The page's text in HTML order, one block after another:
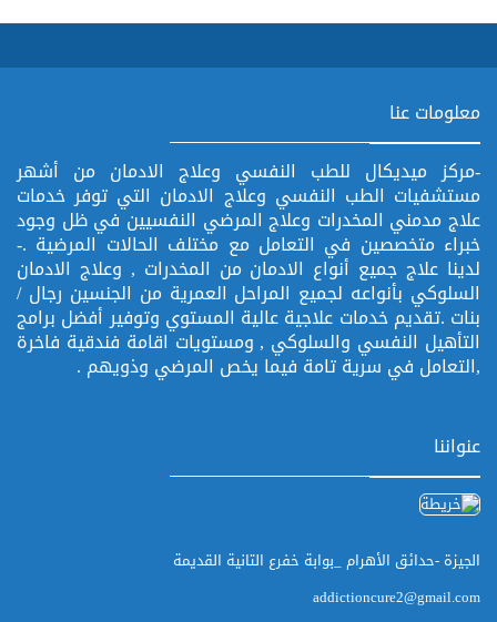
معلومات عنا
-مركز ميديكال للطب النفسي وعلاج الادمان من أشهر
مستشفيات الطب النفسي وعلاج الادمان التي توفر خدمات
علاج مدمني المخدرات وعلاج المرضي النفسيين في ظل وجود
خبراء متخصصين في التعامل مع مختلف الحالات المرضية .-
لدينا علاج جميع أنواع الادمان من المخدرات , وعلاج الادمان
السلوكي بأنواعه لجميع المراحل العمرية من الجنسين رجال /
بنات .تقديم خدمات علاجية عالية المستوي وتوفير أفضل برامج
التأهيل النفسي والسلوكي , ومستويات اقامة فندقية فاخرة
,التعامل في سرية تامة فيما يخص المرضي وذويهم .
عنواننا
الجيزة -حدائق الأهرام _بوابة خفرع التانية القديمة
addictioncure2@gmail.com